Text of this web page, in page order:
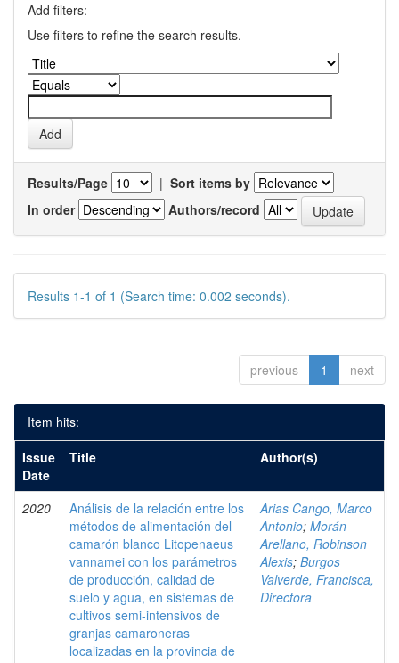
Add filters:
Use filters to refine the search results.
Results/Page | Sort items by
In order
Authors/record
Results 1-1 of 1 (Search time: 0.002 seconds).
previous 1 next
Item hits:
Issue
Date
Title Author(s)
2020
Análisis de la relación entre los
métodos de alimentación del
camarón blanco Litopenaeus
vannamei con los parámetros
de producción, calidad de
suelo y agua, en sistemas de
cultivos semi-intensivos de
granjas camaroneras
localizadas en la provincia de
Arias Cango, Marco
Antonio; Morán
Arellano, Robinson
Alexis; Burgos
Valverde, Francisca,
Directora